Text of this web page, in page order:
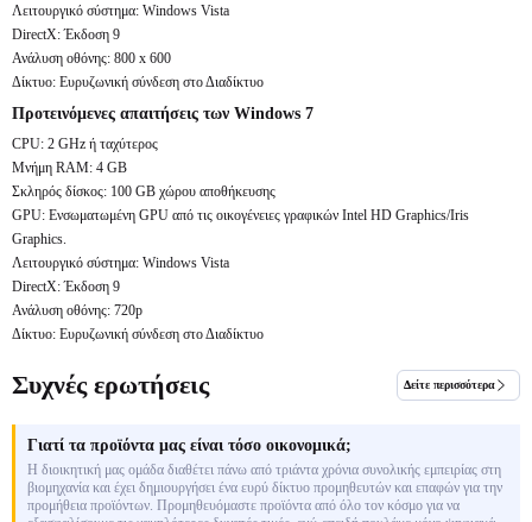
Λειτουργικό σύστημα: Windows Vista
DirectX: Έκδοση 9
Ανάλυση οθόνης: 800 x 600
Δίκτυο: Ευρυζωνική σύνδεση στο Διαδίκτυο
Προτεινόμενες απαιτήσεις των Windows 7
CPU: 2 GHz ή ταχύτερος
Μνήμη RAM: 4 GB
Σκληρός δίσκος: 100 GB χώρου αποθήκευσης
GPU: Ενσωματωμένη GPU από τις οικογένειες γραφικών Intel HD Graphics/Iris
Graphics.
Λειτουργικό σύστημα: Windows Vista
DirectX: Έκδοση 9
Ανάλυση οθόνης: 720p
Δίκτυο: Ευρυζωνική σύνδεση στο Διαδίκτυο
Συχνές ερωτήσεις Δείτε περισσότερα
Γιατί τα προϊόντα μας είναι τόσο οικονομικά;
Η διοικητική μας ομάδα διαθέτει πάνω από τριάντα χρόνια συνολικής εμπειρίας στη
βιομηχανία και έχει δημιουργήσει ένα ευρύ δίκτυο προμηθευτών και επαφών για την
προμήθεια προϊόντων. Προμηθευόμαστε προϊόντα από όλο τον κόσμο για να